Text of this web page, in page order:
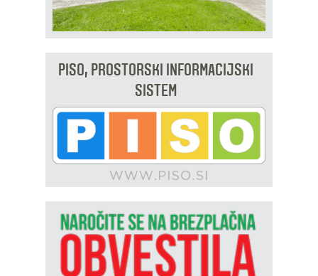
PISO, PROSTORSKI INFORMACIJSKI
SISTEM